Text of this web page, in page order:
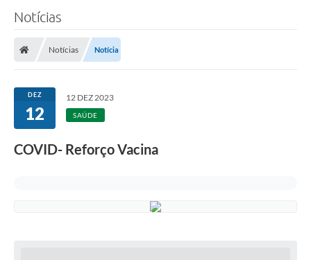
Notícias
Notícias Notícia
DEZ
12
12 DEZ 2023
SAÚDE
COVID- Reforço Vacina